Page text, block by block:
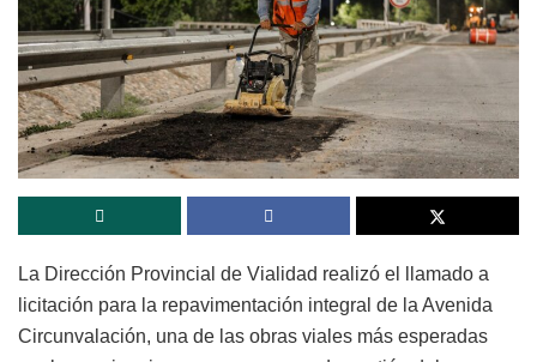
La Dirección Provincial de Vialidad realizó el llamado a
licitación para la repavimentación integral de la Avenida
Circunvalación, una de las obras viales más esperadas